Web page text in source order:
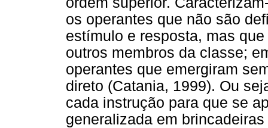
os operantes que não são
estímulo e resposta, mas
outros membros da classe;
operantes que emergiram
direto (Catania, 1999). Ou
cada instrução para que se
generalizada em